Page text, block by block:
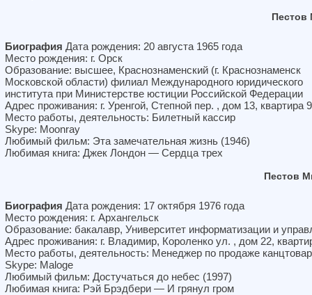
Пестов
Биография Дата рождения: 20 августа 1965 года
Место рождения: г. Орск
Образование: высшее, Краснознаменский (г. Краснознаменск
Московской области) филиал Международного юридического
института при Министерстве юстиции Российской Федерации
Адрес проживания: г. Уренгой, Степной пер. , дом 13, квартира
Место работы, деятельность: Билетный кассир
Skype: Moonray
Любимый фильм: Эта замечательная жизнь (1946)
Любимая книга: Джек Лондон — Сердца трех
Пестов
Биография Дата рождения: 17 октября 1976 года
Место рождения: г. Архангельск
Образование: бакалавр, Университет информатизации и
Адрес проживания: г. Владимир, Короленко ул. , дом 22,
Место работы, деятельность: Менеджер по продаже
Skype: Maloge
Любимый фильм: Достучаться до небес (1997)
Любимая книга: Рэй Брэдбери — И грянул гром